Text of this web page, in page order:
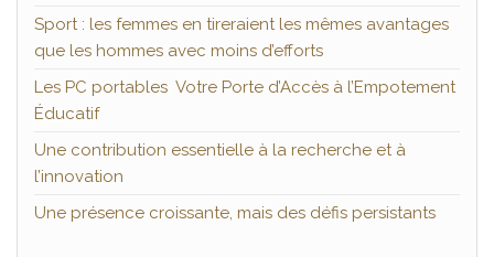
Sport : les femmes en tireraient les mêmes avantages
que les hommes avec moins d’efforts
Les PC portables Votre Porte d’Accès à l’Empotement
Éducatif
Une contribution essentielle à la recherche et à
l’innovation
Une présence croissante, mais des défis persistants